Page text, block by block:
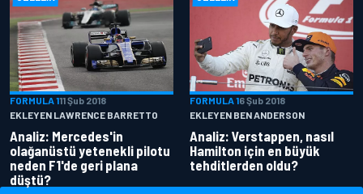
FORMULA 111 Şub 2018
EKLEYEN LAWRENCE BARRETTO
Analiz: Mercedes'in
olağanüstü yetenekli pilotu
neden F1'de geri plana
düştü?
FORMULA 16 Şub 2018
EKLEYEN BEN ANDERSON
Analiz: Verstappen, nasıl
Hamilton için en büyük
tehditlerden oldu?